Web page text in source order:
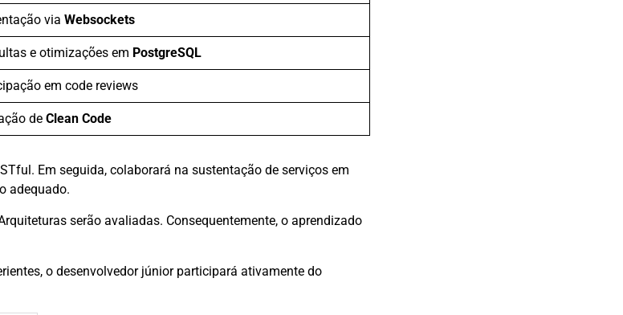
via Websockets
e otimizações em PostgreSQL
em code reviews
de Clean Code
Em seguida, colaborará na sustentação de serviços em
adequado.
serão avaliadas. Consequentemente, o aprendizado
o desenvolvedor júnior participará ativamente do